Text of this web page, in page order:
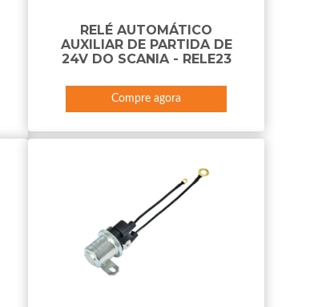
RELÉ AUTOMÁTICO
AUXILIAR DE PARTIDA DE
24V DO SCANIA - RELE23
Compre agora